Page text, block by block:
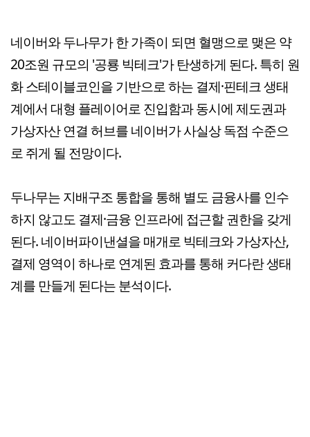
네이버와 두나무가 한 가족이 되면 혈맹으로 맺은 약
20조원 규모의 '공룡 빅테크'가 탄생하게 된다. 특히 원
화 스테이블코인을 기반으로 하는 결제·핀테크 생태
계에서 대형 플레이어로 진입함과 동시에 제도권과
가상자산 연결 허브를 네이버가 사실상 독점 수준으
로 쥐게 될 전망이다.
두나무는 지배구조 통합을 통해 별도 금융사를 인수
하지 않고도 결제·금융 인프라에 접근할 권한을 갖게
된다. 네이버파이낸셜을 매개로 빅테크와 가상자산,
결제 영역이 하나로 연계된 효과를 통해 커다란 생태
계를 만들게 된다는 분석이다.